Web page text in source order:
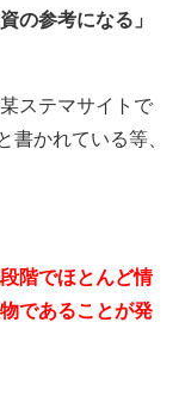
の参考になる」
ステマサイトで
書かれている等、
階でほとんど情
であることが発